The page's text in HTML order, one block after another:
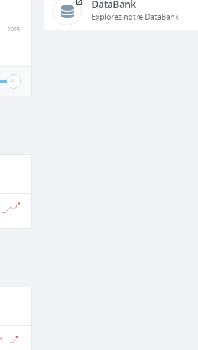
2025
DataBank
Explorez notre DataBank